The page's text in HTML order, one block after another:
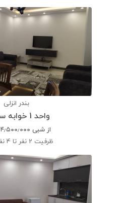
بندر انزلی
واحد 1 خوابه ساحلی
از شبی ۴٫۵۰۰٫۰۰۰
ظرفیت 2 نفر تا 4 نفر اضافه